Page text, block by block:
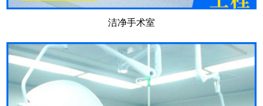
洁净手术室